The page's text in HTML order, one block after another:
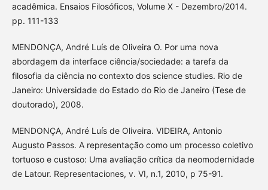
acadêmica. Ensaios Filosóficos, Volume X - Dezembro/2014.
pp. 111-133
MENDONÇA, André Luís de Oliveira O. Por uma nova
abordagem da interface ciência/sociedade: a tarefa da
filosofia da ciência no contexto dos science studies. Rio de
Janeiro: Universidade do Estado do Rio de Janeiro (Tese de
doutorado), 2008.
MENDONÇA, André Luís de Oliveira. VIDEIRA, Antonio
Augusto Passos. A representação como um processo coletivo
tortuoso e custoso: Uma avaliação crítica da neomodernidade
de Latour. Representaciones, v. VI, n.1, 2010, p 75-91.